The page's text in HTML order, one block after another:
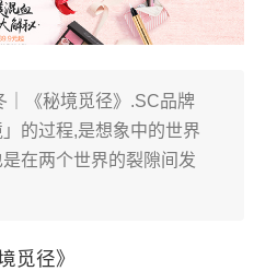
《秘境觅径》.SC品牌
的过程,是想象中的世界
在两个世界的裂隙间发
觅径》